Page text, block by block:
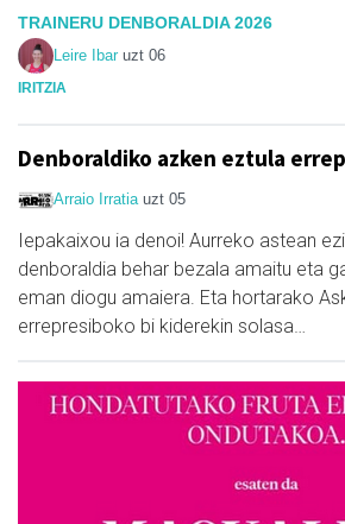
TRAINERU DENBORALDIA 2026
Leire Ibar uzt 06
IRITZIA
Denboraldiko azken eztula
Arraio Irratia uzt 05
Iepakaixou ia denoi! Aurreko astean
denboraldia behar bezala amaitu eta
eman diogu amaiera. Eta hortarako
errepresiboko bi kiderekin solasa…